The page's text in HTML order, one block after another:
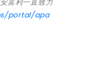
富利一直致力
portal/apa